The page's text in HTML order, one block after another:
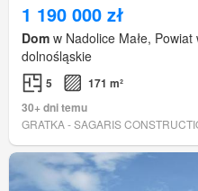
1 190 000 zł
Dom w Nadolice Małe,
dolnośląskie
5
171 m²
30+ dni temu
GRATKA - SAGARIS